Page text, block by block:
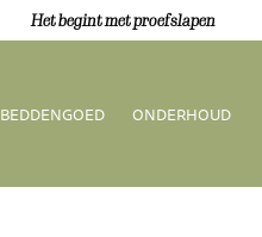
Het begint met proefslapen
BEDDENGOED ONDERHOUD